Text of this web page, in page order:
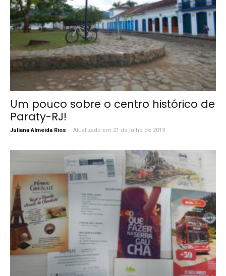
Um pouco sobre o centro histórico de
Paraty-RJ!
Juliana Almeida Rios - Atualizado em 21 de julho de 2019